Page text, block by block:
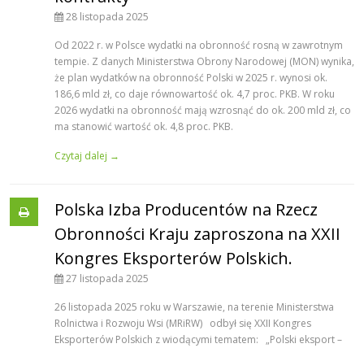
28 listopada 2025
Od 2022 r. w Polsce wydatki na obronność rosną w zawrotnym
tempie. Z danych Ministerstwa Obrony Narodowej (MON) wynika,
że plan wydatków na obronność Polski w 2025 r. wynosi ok.
186,6 mld zł, co daje równowartość ok. 4,7 proc. PKB. W roku
2026 wydatki na obronność mają wzrosnąć do ok. 200 mld zł, co
ma stanowić wartość ok. 4,8 proc. PKB.
Czytaj dalej →
Polska Izba Producentów na Rzecz
Obronności Kraju zaproszona na XXII
Kongres Eksporterów Polskich.
27 listopada 2025
26 listopada 2025 roku w Warszawie, na terenie Ministerstwa
Rolnictwa i Rozwoju Wsi (MRiRW) odbył się XXII Kongres
Eksporterów Polskich z wiodącymi tematem: „Polski eksport –